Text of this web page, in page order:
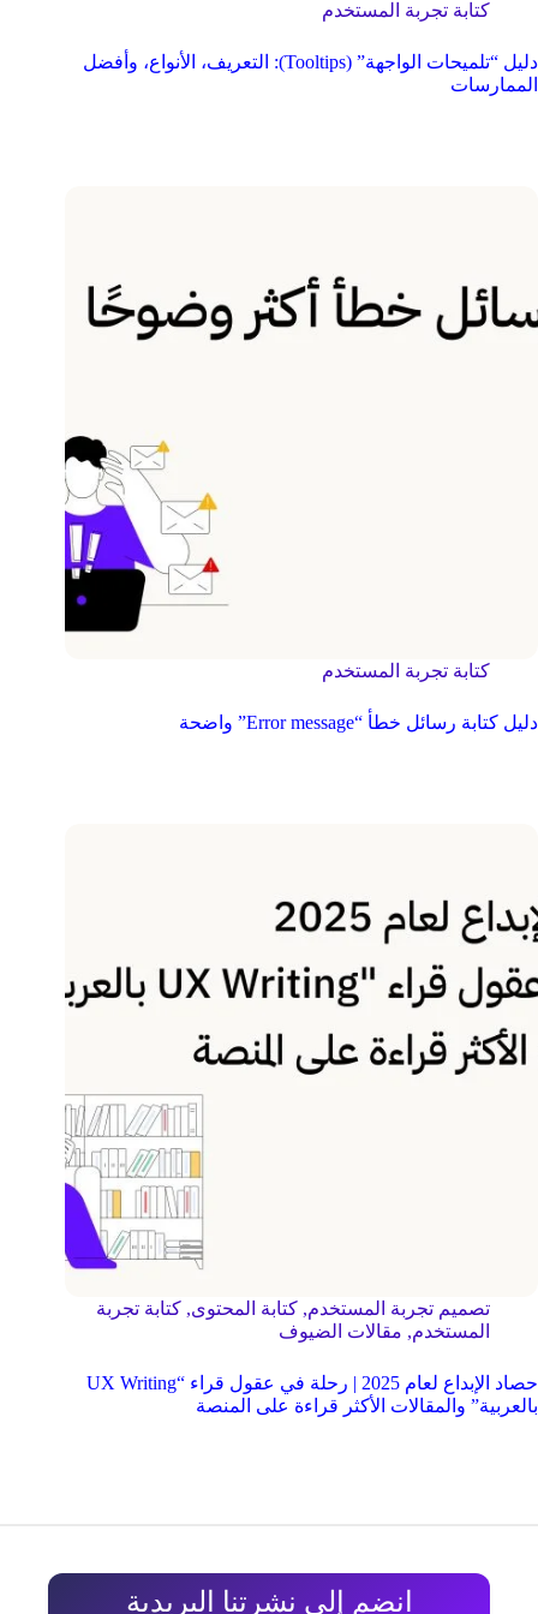
كتابة تجربة المستخدم
دليل “تلميحات الواجهة” (Tooltips): التعريف، الأنواع، وأفضل
الممارسات
كتابة تجربة المستخدم
دليل كتابة رسائل خطأ “Error message” واضحة
تصميم تجربة المستخدم, كتابة المحتوى, كتابة تجربة
المستخدم, مقالات الضيوف
حصاد الإبداع لعام 2025 | رحلة في عقول قراء “UX Writing
بالعربية” والمقالات الأكثر قراءة على المنصة
انضم إلى نشرتنا البريدية